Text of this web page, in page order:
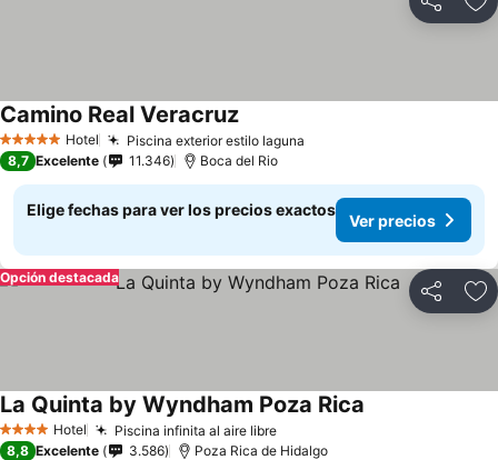
Compartir
5 Estrellas Hotel Piscina exterior estilo laguna
Camino Real VeracruzVer precios
8,7 Excelente 11.346 Boca del Rio
Elige fechas para ver los precios exactos
Ver precios
Compartir
Opción destacada
4 EstrellasHotel Piscina infinita al aire libreVer precios
La Quinta by Wyndham Poza Rica
8,8 Excelente 3.586 Poza Rica de Hidalgo